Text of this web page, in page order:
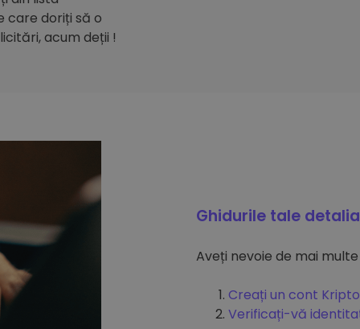
care doriți să o
acum deții !
Ghidurile tale
Aveți nevoie de mai
Creați un cont
Verificați-vă